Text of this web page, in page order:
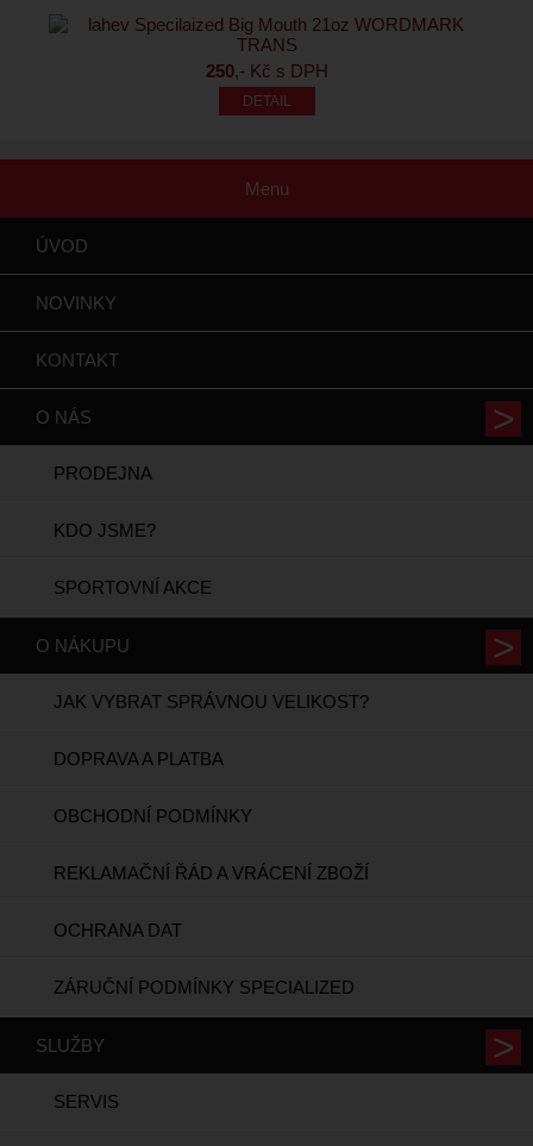
250,- Kč s DPH
Menu
ÚVOD
NOVINKY
KONTAKT
O NÁS
PRODEJNA
KDO JSME?
SPORTOVNÍ AKCE
O NÁKUPU
JAK VYBRAT SPRÁVNOU VELIKOST?
DOPRAVA A PLATBA
OBCHODNÍ PODMÍNKY
REKLAMAČNÍ ŘÁD A VRÁCENÍ ZBOŽÍ
OCHRANA DAT
ZÁRUČNÍ PODMÍNKY SPECIALIZED
SLUŽBY
SERVIS